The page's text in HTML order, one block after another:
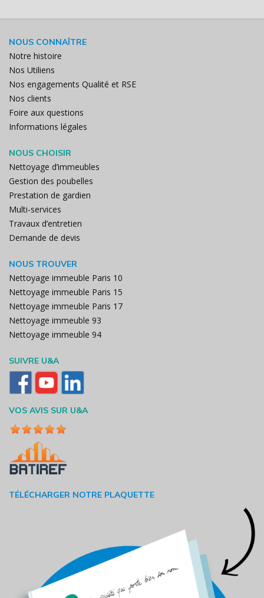
NOUS CONNAÎTRE
Notre histoire
Nos Utiliens
Nos engagements Qualité et RSE
Nos clients
Foire aux questions
Informations légales
NOUS CHOISIR
Nettoyage d’immeubles
Gestion des poubelles
Prestation de gardien
Multi-services
Travaux d’entretien
Demande de devis
NOUS TROUVER
Nettoyage immeuble Paris 10
Nettoyage immeuble Paris 15
Nettoyage immeuble Paris 17
Nettoyage immeuble 93
Nettoyage immeuble 94
SUIVRE U&A
VOS AVIS SUR U&A
TÉLÉCHARGER NOTRE PLAQUETTE